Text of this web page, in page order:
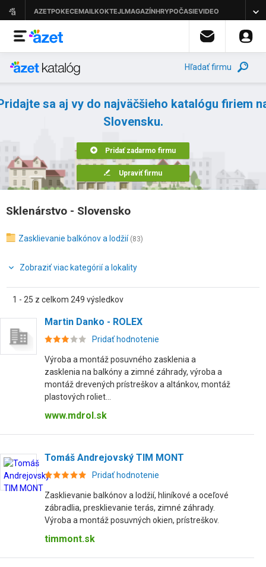
Hľadať firmu
sa aj vy do najväčšieho katalógu firiem
Slovensku.
Pridať zadarmo firmu
Upraviť firmu
Sklenárstvo - Slovensko
Zasklievanie balkónov a lodžií (83)
Zobraziť viac kategórií a lokality
1 - 25 z celkom 249 výsledkov
Martin Danko - ROLEX
Pridať hodnotenie
Výroba a montáž posuvného zasklenia a
zasklenia na balkóny a zimné záhrady, výroba a
montáž drevených prístreškov a altánkov, montáž
plastových roliet...
www.mdrol.sk
Tomáš Andrejovský TIM MONT
Pridať hodnotenie
Zasklievanie balkónov a lodžií, hliníkové a oceľové
zábradlia, presklievanie terás, zimné záhrady.
Výroba a montáž posuvných okien, prístreškov.
timmont.sk